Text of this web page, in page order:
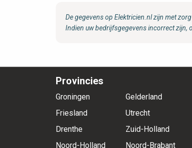
De gegevens op Elektricien.nl zijn met
Indien uw bedrijfsgegevens incorrect zijn,
Provincies
Groningen
Friesland
Drenthe
Noord-Holland
Gelderland
Utrecht
Zuid-Holland
Noord-Brabant